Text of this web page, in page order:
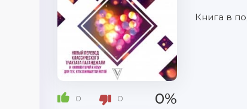
0 0 0%
Книга в